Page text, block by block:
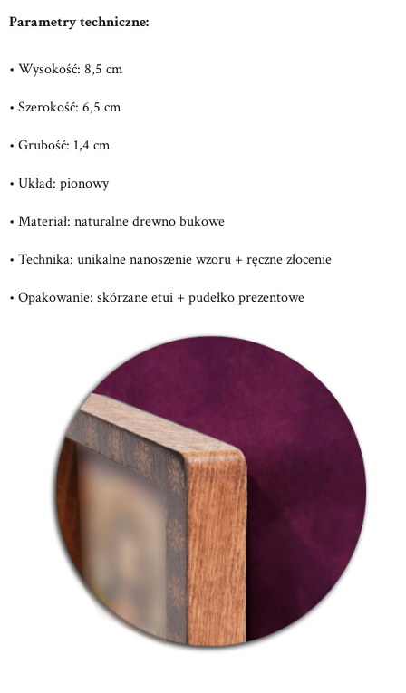
Parametry techniczne:
• Wysokość: 8,5 cm
• Szerokość: 6,5 cm
• Grubość: 1,4 cm
• Układ: pionowy
• Materiał: naturalne drewno bukowe
• Technika: unikalne nanoszenie wzoru + ręczne złocenie
• Opakowanie: skórzane etui + pudełko prezentowe